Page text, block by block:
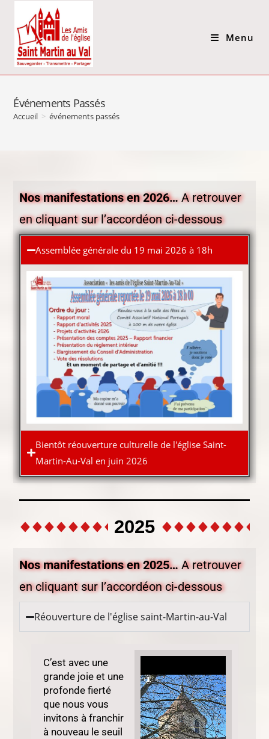
Menu
Événements Passés
Accueil > événements passés
Nos manifestations en 2026…A retrouver
en cliquant sur l’accordéon ci-dessous
Assemblée générale du 19 mai 2026 à 18h
Bientôt réouverture culturelle de l'église Saint-
Martin-Au-Val en juin 2026
2025
Nos manifestations en 2025…A retrouver
en cliquant sur l’accordéon ci-dessous
Réouverture de l'église saint-Martin-au-Val
C’est avec une
grande joie et une
profonde fierté
que nous vous
invitons à franchir
à nouveau le seuil